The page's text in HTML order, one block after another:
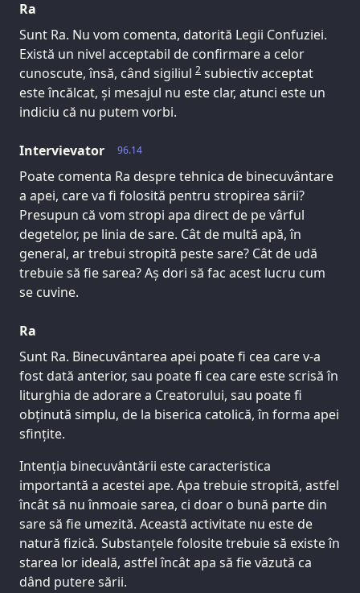
Ra
Sunt Ra. Nu vom comenta, datorită Legii Confuziei.
Există un nivel acceptabil de confirmare a celor
cunoscute, însă, când sigiliul 2 subiectiv acceptat
este încălcat, și mesajul nu este clar, atunci este un
indiciu că nu putem vorbi.
96.14
Intervievator
Poate comenta Ra despre tehnica de binecuvântare
a apei, care va fi folosită pentru stropirea sării?
Presupun că vom stropi apa direct de pe vârful
degetelor, pe linia de sare. Cât de multă apă, în
general, ar trebui stropită peste sare? Cât de udă
trebuie să fie sarea? Aș dori să fac acest lucru cum
se cuvine.
Ra
Sunt Ra. Binecuvântarea apei poate fi cea care v-a
fost dată anterior, sau poate fi cea care este scrisă în
liturghia de adorare a Creatorului, sau poate fi
obținută simplu, de la biserica catolică, în forma apei
sfințite.
Intenția binecuvântării este caracteristica
importantă a acestei ape. Apa trebuie stropită, astfel
încât să nu înmoaie sarea, ci doar o bună parte din
sare să fie umezită. Această activitate nu este de
natură fizică. Substanțele folosite trebuie să existe în
starea lor ideală, astfel încât apa să fie văzută ca
dând putere sării.